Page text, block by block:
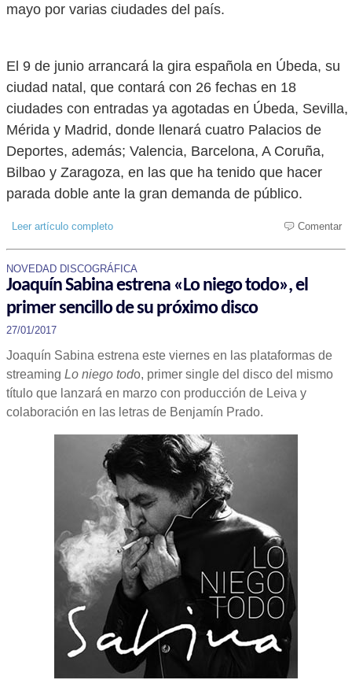
mayo por varias ciudades del país.
El 9 de junio arrancará la gira española en Úbeda, su
ciudad natal, que contará con 26 fechas en 18
ciudades con entradas ya agotadas en Úbeda, Sevilla,
Mérida y Madrid, donde llenará cuatro Palacios de
Deportes, además; Valencia, Barcelona, A Coruña,
Bilbao y Zaragoza, en las que ha tenido que hacer
parada doble ante la gran demanda de público.
Leer artículo completo Comentar
NOVEDAD DISCOGRÁFICA
Joaquín Sabina estrena «Lo niego todo», el
primer sencillo de su próximo disco
27/01/2017
Joaquín Sabina estrena este viernes en las plataformas de
streaming Lo niego todo, primer single del disco del mismo
título que lanzará en marzo con producción de Leiva y
colaboración en las letras de Benjamín Prado.